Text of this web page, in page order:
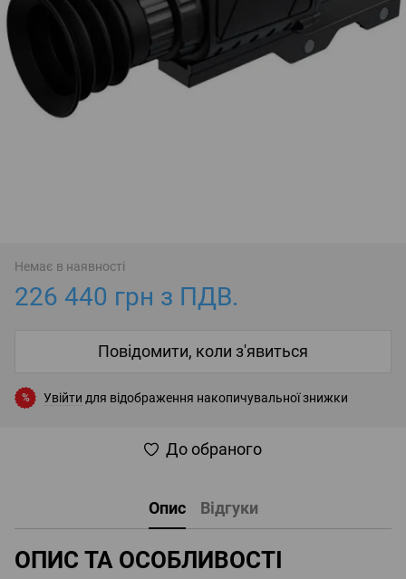
Немає в наявності
226 440 грн з ПДВ.
Повідомити, коли з'явиться
% Увійти для відображення накопичувальної знижки
До обраного
Опис Відгуки
ОПИС ТА ОСОБЛИВОСТІ